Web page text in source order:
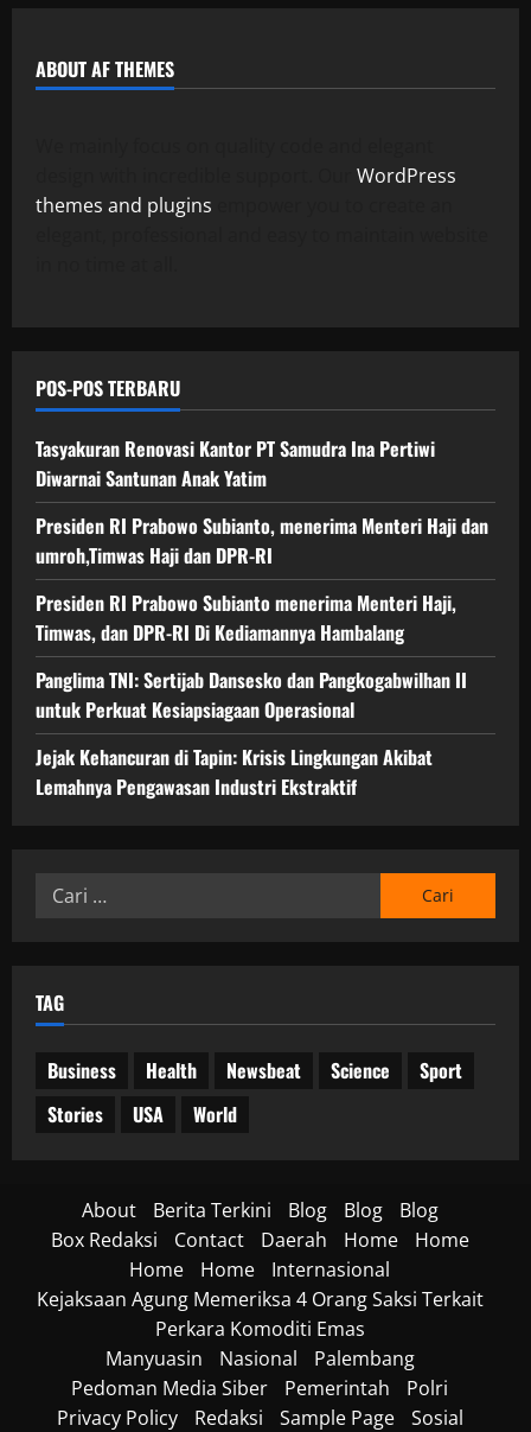
ABOUT AF THEMES
WordPress
themes and plugins
POS-POS TERBARU
Tasyakuran Renovasi Kantor PT Samudra Ina Pertiwi
Diwarnai Santunan Anak Yatim
Presiden RI Prabowo Subianto, menerima Menteri Haji dan
umroh,Timwas Haji dan DPR-RI
Presiden RI Prabowo Subianto menerima Menteri Haji,
Timwas, dan DPR-RI Di Kediamannya Hambalang
Panglima TNI: Sertijab Dansesko dan Pangkogabwilhan II
untuk Perkuat Kesiapsiagaan Operasional
Jejak Kehancuran di Tapin: Krisis Lingkungan Akibat
Lemahnya Pengawasan Industri Ekstraktif
Cari
TAG
Business Health Newsbeat Science
Sport
Stories
USA World
About Berita Terkini Blog Blog
Blog
Box Redaksi
Contact Daerah Home
Home
Home
Home
Internasional
Kejaksaan Agung Memeriksa 4 Orang Saksi Terkait
Perkara Komoditi Emas
Manyuasin
Nasional
Palembang
Pedoman Media Siber
Pemerintah
Polri
Privacy Policy
Redaksi Sample Page
Sosial